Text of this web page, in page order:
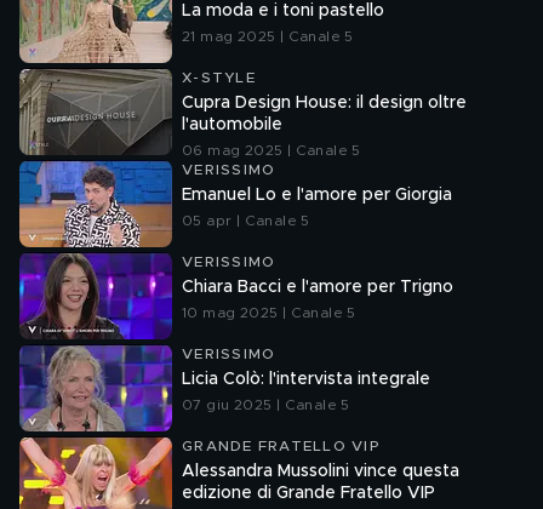
La moda e i toni pastello
21 mag 2025 | Canale 5
X-STYLE
Cupra Design House: il design oltre
l'automobile
06 mag 2025 | Canale 5
VERISSIMO
Emanuel Lo e l'amore per Giorgia
05 apr | Canale 5
VERISSIMO
Chiara Bacci e l'amore per Trigno
10 mag 2025 | Canale 5
VERISSIMO
Licia Colò: l'intervista integrale
07 giu 2025 | Canale 5
GRANDE FRATELLO VIP
Alessandra Mussolini vince questa
edizione di Grande Fratello VIP